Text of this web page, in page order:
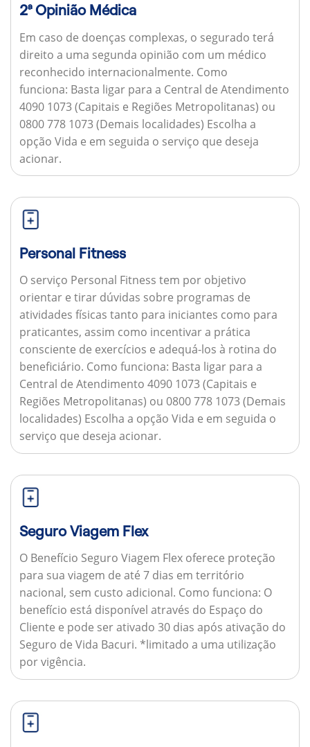
2ª Opinião Médica
Em caso de doenças complexas, o segurado terá
direito a uma segunda opinião com um médico
reconhecido internacionalmente. Como
funciona: Basta ligar para a Central de Atendimento
4090 1073 (Capitais e Regiões Metropolitanas) ou
0800 778 1073 (Demais localidades) Escolha a
opção Vida e em seguida o serviço que deseja
acionar.
Personal Fitness
O serviço Personal Fitness tem por objetivo
orientar e tirar dúvidas sobre programas de
atividades físicas tanto para iniciantes como para
praticantes, assim como incentivar a prática
consciente de exercícios e adequá-los à rotina do
beneficiário. Como funciona: Basta ligar para a
Central de Atendimento 4090 1073 (Capitais e
Regiões Metropolitanas) ou 0800 778 1073 (Demais
localidades) Escolha a opção Vida e em seguida o
serviço que deseja acionar.
Seguro Viagem Flex
O Benefício Seguro Viagem Flex oferece proteção
para sua viagem de até 7 dias em território
nacional, sem custo adicional. Como funciona: O
benefício está disponível através do Espaço do
Cliente e pode ser ativado 30 dias após ativação do
Seguro de Vida Bacuri. *limitado a uma utilização
por vigência.